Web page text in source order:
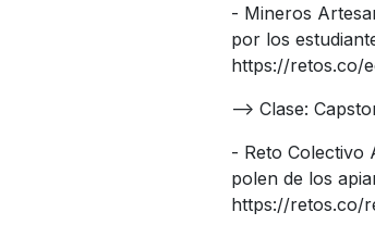
- Mineros
por los
https://retos.co/
--> Clase:
- Reto Colectivo
polen de los
https://retos.co/